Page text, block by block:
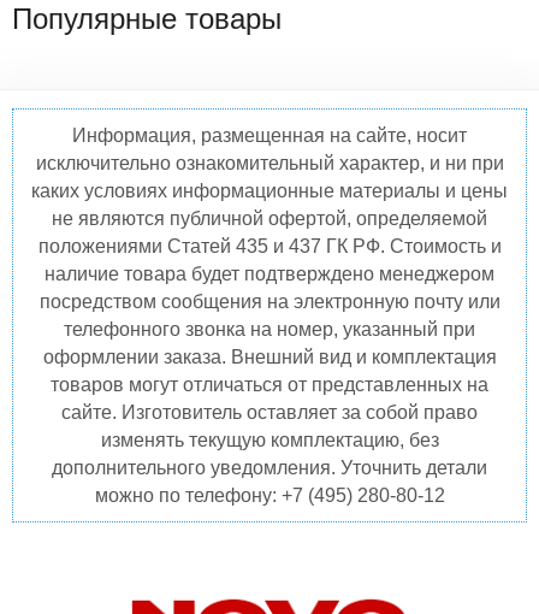
Популярные товары
Информация, размещенная на сайте, носит
исключительно ознакомительный характер, и ни при
каких условиях информационные материалы и цены
не являются публичной офертой, определяемой
положениями Статей 435 и 437 ГК РФ. Стоимость и
наличие товара будет подтверждено менеджером
посредством сообщения на электронную почту или
телефонного звонка на номер, указанный при
оформлении заказа. Внешний вид и комплектация
товаров могут отличаться от представленных на
сайте. Изготовитель оставляет за собой право
изменять текущую комплектацию, без
дополнительного уведомления. Уточнить детали
можно по телефону: +7 (495) 280-80-12